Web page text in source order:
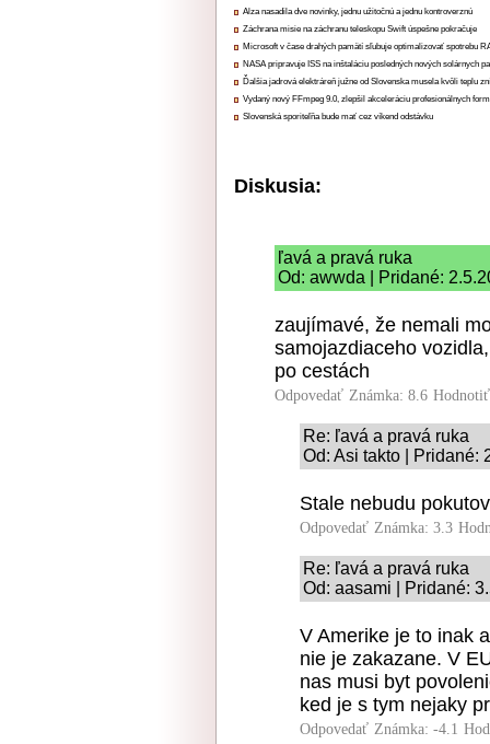
Alza nasadila dve novinky, jednu užitočnú a jednu kontroverznú
Záchrana misie na záchranu teleskopu Swift úspešne pokračuje
Microsoft v čase drahých pamätí sľubuje optimalizovať spotrebu
NASA pripravuje ISS na inštaláciu posledných nových solárnych
Ďalšia jadrová elektráreň južne od Slovenska musela kvôli teplu
Vydaný nový FFmpeg 9.0, zlepšil akceleráciu profesionálnych
Slovenská sporiteľňa bude mať cez víkend odstávku
Diskusia:
ľavá a pravá ruka
Od: awwda | Pridané:
zaujímavé, že nemali
samojazdiaceho
po cestách
Odpovedať Známka: 8.6
Re: ľavá a pravá ruka
Od: Asi takto | Pridané:
Stale nebudu
Odpovedať Známka: 3.3
Re: ľavá a pravá ruka
Od: aasami | Pridané:
V Amerike je to inak
nie je zakazane. V
nas musi byt
ked je s tym nejaky
Odpovedať Známka: -4.1